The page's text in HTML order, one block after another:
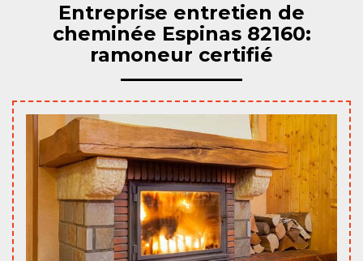
Entreprise entretien de
cheminée Espinas 82160:
ramoneur certifié